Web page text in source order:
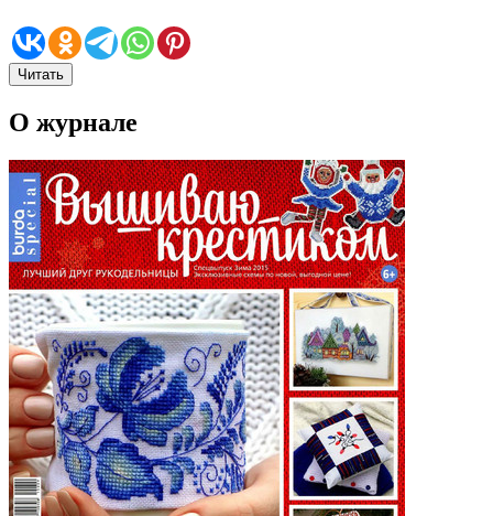
Читать
О журнале